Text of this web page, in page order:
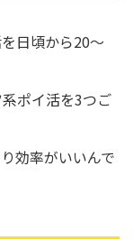
日頃から20～
ポイ活を3つご
効率がいいんで